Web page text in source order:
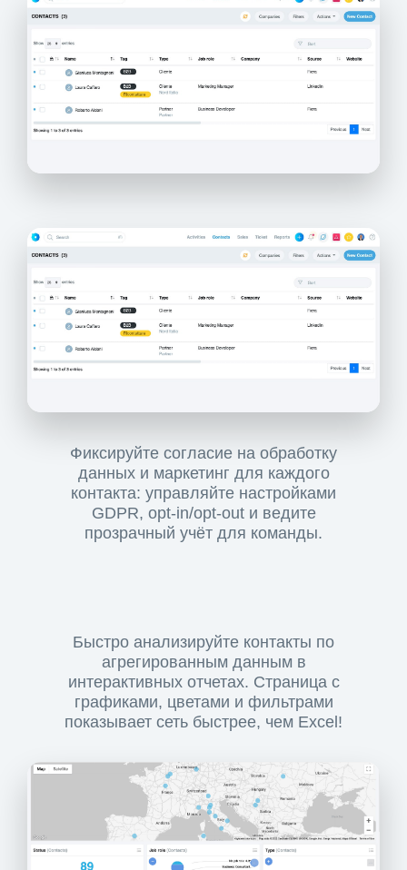
Фиксируйте согласие на обработку
данных и маркетинг для каждого
контакта: управляйте настройками
GDPR, opt-in/opt-out и ведите
прозрачный учёт для команды.
Быстро анализируйте контакты по
агрегированным данным в
интерактивных отчетах. Страница с
графиками, цветами и фильтрами
показывает сеть быстрее, чем Excel!